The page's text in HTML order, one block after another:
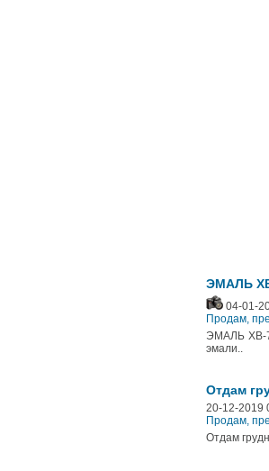
ЭМАЛЬ
04-01-
Продам,
ЭМАЛЬ ХВ-
эмали..
Отдам
20-12-2019
Продам,
Отдам